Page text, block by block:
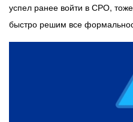
успел ранее войти в СРО,
быстро решим все